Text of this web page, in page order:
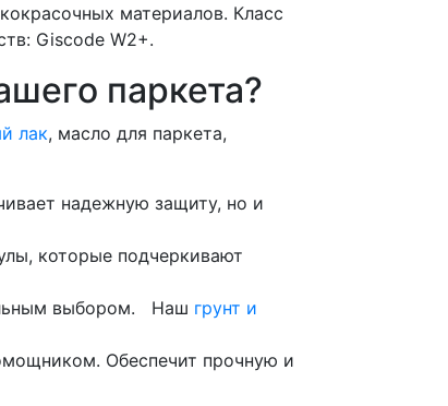
материалов. Класс
Giscode W2+.
паркета?
лак, масло для паркета,
надежную защиту, но и
которые подчеркивают
выбором. Наш грунт и
Обеспечит прочную и